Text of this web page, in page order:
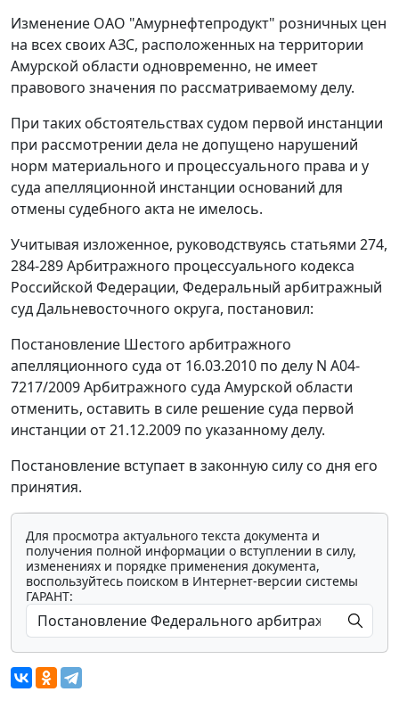
Изменение ОАО "Амурнефтепродукт" розничных цен
на всех своих АЗС, расположенных на территории
Амурской области одновременно, не имеет
правового значения по рассматриваемому делу.
При таких обстоятельствах судом первой инстанции
при рассмотрении дела не допущено нарушений
норм материального и процессуального права и у
суда апелляционной инстанции оснований для
отмены судебного акта не имелось.
Учитывая изложенное, руководствуясь статьями 274,
284-289Арбитражного процессуального кодекса
Российской Федерации, Федеральный арбитражный
суд Дальневосточного округа, постановил:
Постановление Шестого арбитражного
апелляционного суда от 16.03.2010 по делу N А04-
7217/2009 Арбитражного суда Амурской области
отменить, оставить в силе решение суда первой
инстанции от 21.12.2009 по указанному делу.
Постановление вступает в законную силу со дня его
принятия.
Для просмотра актуального текста документа и
получения полной информации о вступлении в силу,
изменениях и порядке применения документа,
воспользуйтесь поиском в Интернет-версии системы
ГАРАНТ: